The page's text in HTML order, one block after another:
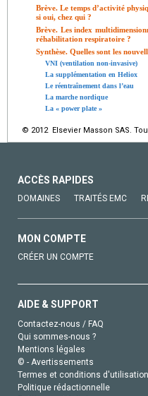
Brève. Le temps d’activité
si oui, chez qui ?
Brève. Les index
réhabilitation respiratoire ?
Synthèse. Quelles sont les
VNI (ventilation non-invasive)
La supplémentation en Heliox
Le réentraînement dans l’eau
La marche nordique
La « power plate »
© 2012 Elsevier Masson SAS.
ACCÈS RAPIDES
DOMAINES TRAITÉS EMC
MON COMPTE
CRÉER UN COMPTE
AIDE & SUPPORT
Contactez-nous / FAQ
Qui sommes-nous ?
Mentions légales
© - Avertissements
Termes et conditions d'utilisation
Politique rédactionnelle